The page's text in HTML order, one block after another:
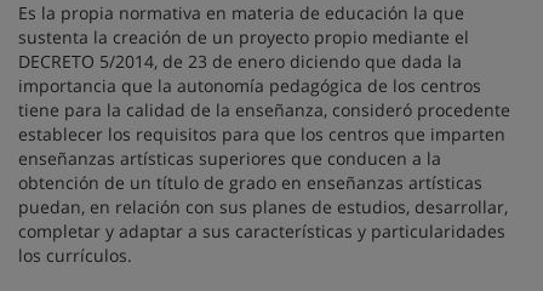
Es la propia normativa en materia de educación la que
sustenta la creación de un proyecto propio mediante el
DECRETO 5/2014, de 23 de enero diciendo que dada la
importancia que la autonomía pedagógica de los centros
tiene para la calidad de la enseñanza, consideró procedente
establecer los requisitos para que los centros que imparten
enseñanzas artísticas superiores que conducen a la
obtención de un título de grado en enseñanzas artísticas
puedan, en relación con sus planes de estudios, desarrollar,
completar y adaptar a sus características y particularidades
los currículos.